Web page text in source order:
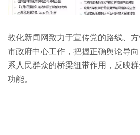
敦化新闻网致力于宣传党的路线、方
市政府中心工作，把握正确舆论导
系人民群众的桥梁纽带作用，反映
功能。